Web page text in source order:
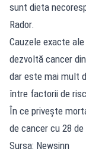
sunt dieta
Rador.
Cauzele exacte
dezvoltă cancer
dar este mai mult
între factorii de
În ce privește
de cancer cu 28
Sursa: Newsinn